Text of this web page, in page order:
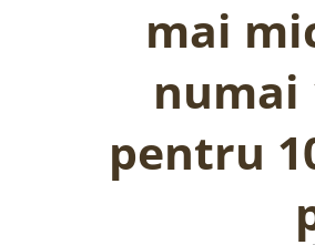
mai
numai
pentru